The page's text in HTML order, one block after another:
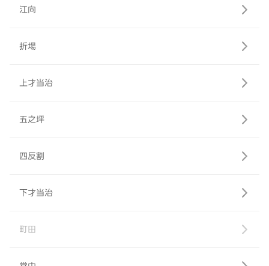
江向
折場
上才当治
五之坪
四反割
下才当治
町田